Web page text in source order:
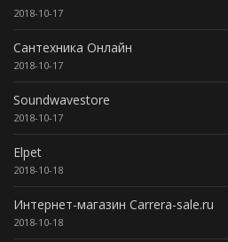
2018-10-17
Сантехника Онлайн
2018-10-17
Soundwavestore
2018-10-17
Elpet
2018-10-18
Интернет-магазин Carrera-sale.ru
2018-10-18